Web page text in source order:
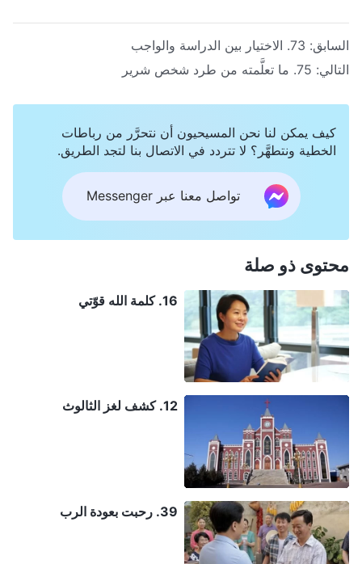
السابق: 73. الاختيار بين الدراسة والواجب
التالي: 75. ما تعلَّمته من طرد شخص شرير
كيف يمكن لنا نحن المسيحيون أن نتحرَّر من رباطات
الخطية ونتطهَّر؟ لا تتردد في الاتصال بنا لتجد الطريق.
تواصل معنا عبر Messenger
محتوى ذو صلة
16. كلمة الله قوّتي
12. كشف لغز الثالوث
39. رحبت بعودة الرب